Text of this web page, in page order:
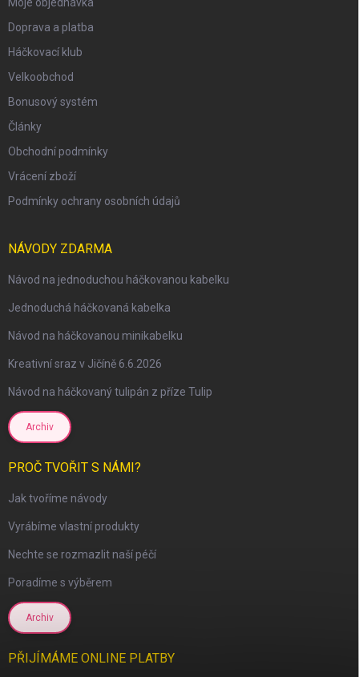
Doprava a platba
Háčkovací klub
Velkoobchod
Bonusový systém
Články
Obchodní podmínky
Vrácení zboží
Podmínky ochrany osobních údajů
NÁVODY ZDARMA
Návod na jednoduchou háčkovanou kabelku
Jednoduchá háčkovaná kabelka
Návod na háčkovanou minikabelku
Kreativní sraz v Jičíně 6.6.2026
Návod na háčkovaný tulipán z příze Tulip
Archiv
PROČ TVOŘIT S NÁMI?
Jak tvoříme návody
Vyrábíme vlastní produkty
Nechte se rozmazlit naší péčí
Poradíme s výběrem
Archiv
PŘIJÍMÁME ONLINE PLATBY